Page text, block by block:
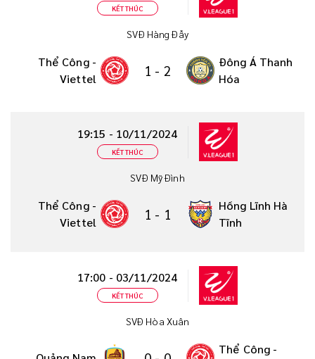
KẾT THÚC
SVĐ Hàng Đẫy
Thể Công -
Viettel
1 - 2
Đông Á Thanh
Hóa
19:15 - 10/11/2024
KẾT THÚC
SVĐ Mỹ Đình
Thể Công -
Viettel
1 - 1
Hồng Lĩnh Hà
Tĩnh
17:00 - 03/11/2024
KẾT THÚC
SVĐ Hòa Xuân
Thể Công -